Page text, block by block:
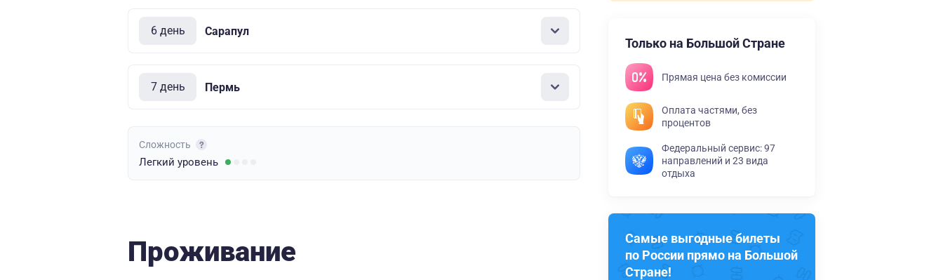
6 день Сарапул
7 день Пермь
Сложность
Легкий уровень
Проживание
Только на Большой Стране
Прямая цена без комиссии
Оплата частями, без
процентов
Федеральный сервис: 97
направлений и 23 вида
отдыха
Самые выгодные билеты
по России прямо на Большой
Стране!